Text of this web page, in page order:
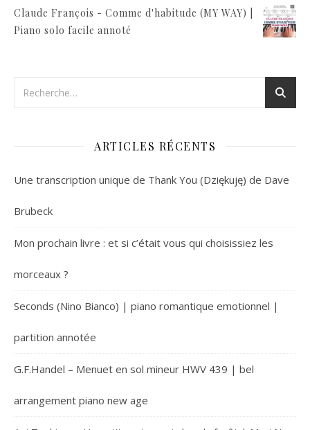
Claude François - Comme d'habitude (MY WAY) |
Piano solo facile annoté
ARTICLES RÉCENTS
Une transcription unique de Thank You (Dziękuję) de Dave
Brubeck
Mon prochain livre : et si c’était vous qui choisissiez les
morceaux ?
Seconds (Nino Bianco) | piano romantique emotionnel |
partition annotée
G.F.Handel – Menuet en sol mineur HWV 439 | bel
arrangement piano new age